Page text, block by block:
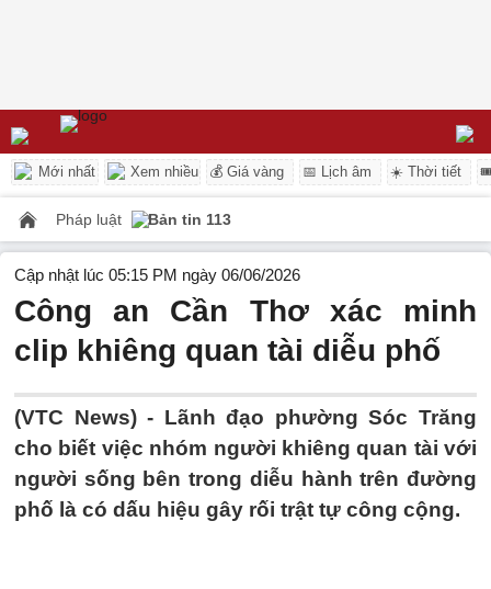
Mới nhất Xem nhiều 💰 Giá vàng 📅 Lịch âm ☀️ Thời tiết
Pháp luật Bản tin 113
Cập nhật lúc 05:15 PM ngày 06/06/2026
Công an Cần Thơ xác minh
clip khiêng quan tài diễu phố
(VTC News) - Lãnh đạo phường Sóc Trăng
cho biết việc nhóm người khiêng quan tài với
người sống bên trong diễu hành trên đường
phố là có dấu hiệu gây rối trật tự công cộng.